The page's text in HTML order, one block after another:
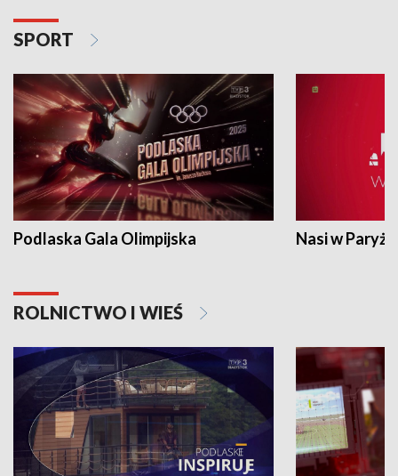
SPORT
Podlaska Gala Olimpijska Nasi w Paryżu
ROLNICTWO I WIEŚ